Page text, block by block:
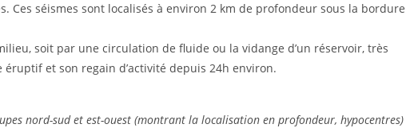
Ces séismes sont localisés à environ 2 km de profondeur sous la bordure
soit par une circulation de fluide ou la vidange d’un réservoir, très
et son regain d’activité depuis 24h environ.
nord-sud et est-ouest (montrant la localisation en profondeur, hypocentres)